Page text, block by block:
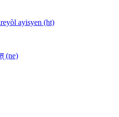
ayisyen (ht)
(ne)